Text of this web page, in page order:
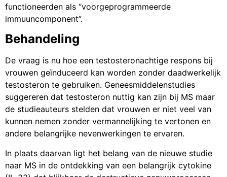
functioneerden als “voorgeprogrammeerde
immuuncomponent”.
Behandeling
De vraag is nu hoe een testosteronachtige respons bij
vrouwen geïnduceerd kan worden zonder daadwerkelijk
testosteron te gebruiken. Geneesmiddelenstudies
suggereren dat testosteron nuttig kan zijn bij MS maar
de studieauteurs stelden dat vrouwen er niet veel van
kunnen nemen zonder vermannelijking te vertonen en
andere belangrijke nevenwerkingen te ervaren.
In plaats daarvan ligt het belang van de nieuwe studie
naar MS in de ontdekking van een belangrijk cytokine